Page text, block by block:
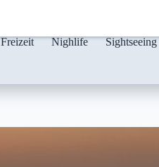
Freizeit Nighlife Sightseeing